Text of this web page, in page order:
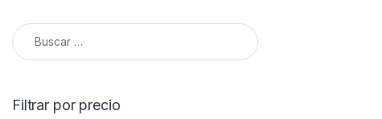
Buscar:
Filtrar por precio